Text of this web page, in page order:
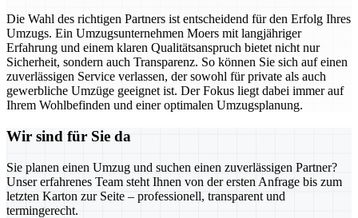
Die Wahl des richtigen Partners ist entscheidend für den Erfolg Ihres
Umzugs. Ein Umzugsunternehmen Moers mit langjähriger
Erfahrung und einem klaren Qualitätsanspruch bietet nicht nur
Sicherheit, sondern auch Transparenz. So können Sie sich auf einen
zuverlässigen Service verlassen, der sowohl für private als auch
gewerbliche Umzüge geeignet ist. Der Fokus liegt dabei immer auf
Ihrem Wohlbefinden und einer optimalen Umzugsplanung.
Wir sind für Sie da
Sie planen einen Umzug und suchen einen zuverlässigen Partner?
Unser erfahrenes Team steht Ihnen von der ersten Anfrage bis zum
letzten Karton zur Seite – professionell, transparent und
termingerecht.